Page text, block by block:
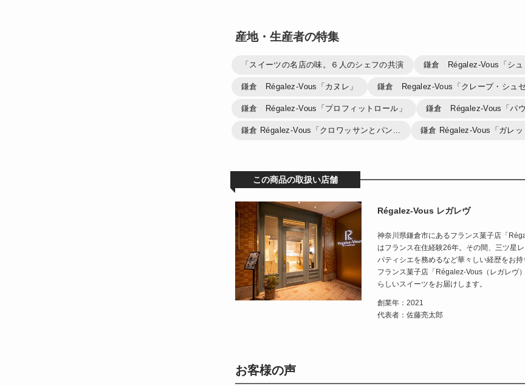
産地・生産者の特集
「スイーツの名店の味。６人のシェフの共演 鎌倉 Régalez-Vous「シュ
鎌倉 Régalez-Vous「カヌレ」 鎌倉 Regalez-Vous「クレープ・シュゼ
鎌倉 Régalez-Vous「プロフィットロール」 鎌倉 Régalez-Vous「パウ
鎌倉 Régalez-Vous「クロワッサンとパン... 鎌倉 Régalez-Vous「ガレッ
この商品の取扱い店舗
Régalez-Vous レガレヴ
神奈川県鎌倉市にあるフランス菓子店「
はフランス在住経験26年。その間、三ツ星
パティシエを務めるなど華々しい経歴をお
フランス菓子店「Régalez-Vous（レガレヴ
らしいスイーツをお届けします。
創業年：2021
代表者：佐藤亮太郎
お客様の声